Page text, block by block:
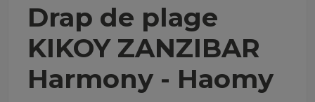
Drap de plage
KIKOY ZANZIBAR
Harmony - Haomy